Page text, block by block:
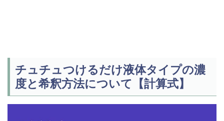
チュチュつけるだけ液体タイプの濃
度と希釈方法について【計算式】